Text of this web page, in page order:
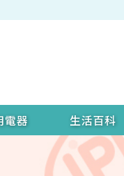
電器 生活百科